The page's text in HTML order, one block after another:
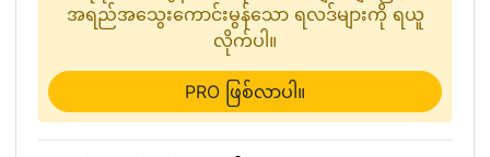
အရည်အသွေးကောင်းမွန်သော ရလဒ်များကို ရယူ
လိုက်ပါ။
PRO ဖြစ်လာပါ။